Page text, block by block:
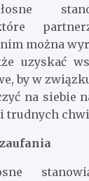
można
uzyskać
by w
na siebie
trudnych